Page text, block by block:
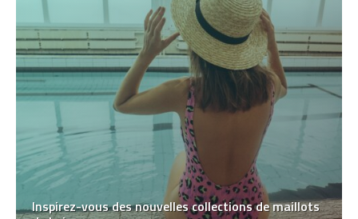
Inspirez-vous des nouvelles collections de maillots